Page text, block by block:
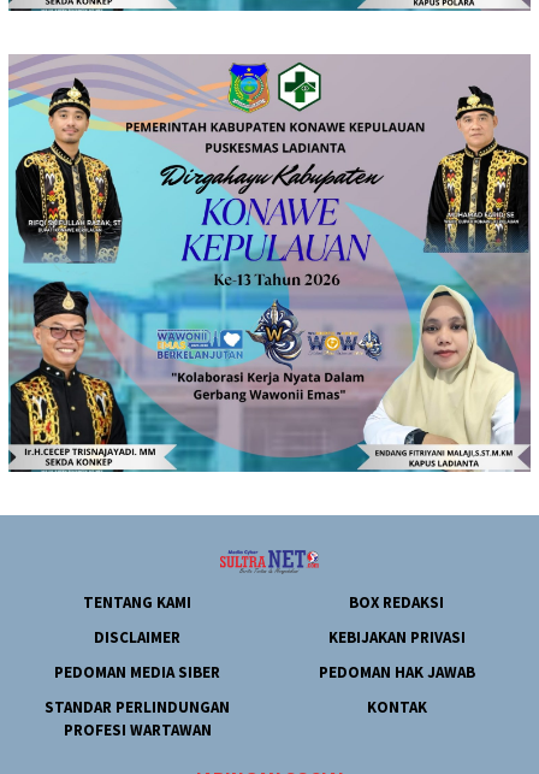
TENTANG KAMI
BOX REDAKSI
DISCLAIMER
KEBIJAKAN PRIVASI
PEDOMAN MEDIA SIBER
PEDOMAN HAK JAWAB
STANDAR PERLINDUNGAN
PROFESI WARTAWAN
KONTAK